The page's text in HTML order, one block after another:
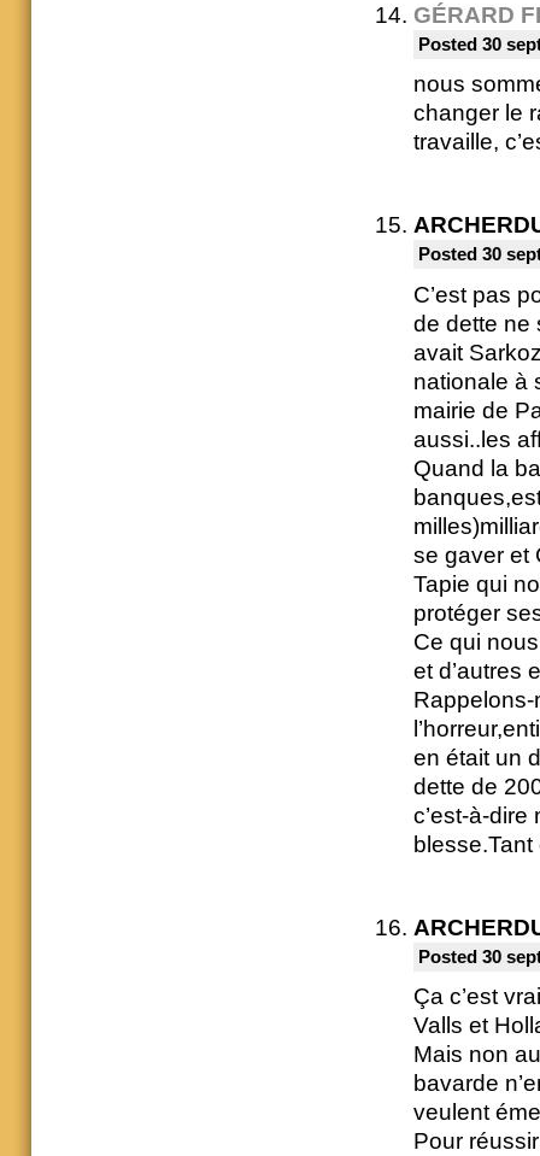
GÉRARD
Posted 30
nous
changer le
travaille,
Posted 30
C’est pas
de dette ne
avait
nationale à
mairie de
aussi..les
Quand la
se gaver et
Tapie qui
protéger
Ce qui
et d’autres
en était un
dette de
c’est-à-
Posted 30
Ça c’est
Valls et
Mais non
bavarde
veulent
Pour